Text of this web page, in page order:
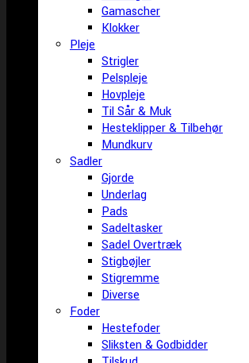
Gamascher
Klokker
Pleje
Strigler
Pelspleje
Hovpleje
Til Sår & Muk
Hesteklipper & Tilbehør
Mundkurv
Sadler
Gjorde
Underlag
Pads
Sadeltasker
Sadel Overtræk
Stigbøjler
Stigremme
Diverse
Foder
Hestefoder
Sliksten & Godbidder